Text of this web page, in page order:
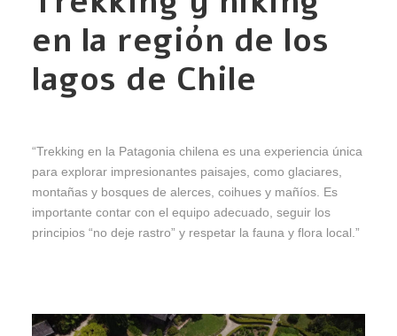
en la región de los
lagos de Chile
“Trekking en la Patagonia chilena es una experiencia única
para explorar impresionantes paisajes, como glaciares,
montañas y bosques de alerces, coihues y mañíos. Es
importante contar con el equipo adecuado, seguir los
principios “no deje rastro” y respetar la fauna y flora local.”